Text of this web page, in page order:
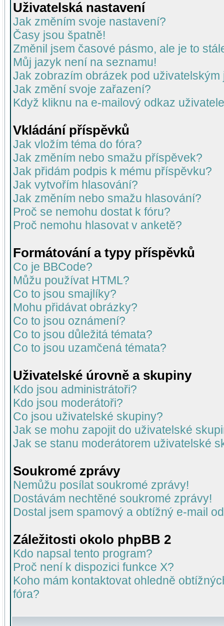
Uživatelská nastavení
Jak změním svoje nastavení?
Časy jsou špatně!
Změnil jsem časové pásmo, ale je to
Můj jazyk není na seznamu!
Jak zobrazím obrázek pod uživatelským
Jak změní svoje zařazení?
Když kliknu na e-mailový odkaz
Vkládání příspěvků
Jak vložím téma do fóra?
Jak změním nebo smažu příspěvek?
Jak přidám podpis k mému příspěvku?
Jak vytvořím hlasování?
Jak změním nebo smažu hlasování?
Proč se nemohu dostat k fóru?
Proč nemohu hlasovat v anketě?
Formátování a typy příspěvků
Co je BBCode?
Můžu používat HTML?
Co to jsou smajlíky?
Mohu přidávat obrázky?
Co to jsou oznámení?
Co to jsou důležitá témata?
Co to jsou uzamčená témata?
Uživatelské úrovně a skupiny
Kdo jsou administrátoři?
Kdo jsou moderátoři?
Co jsou uživatelské skupiny?
Jak se mohu zapojit do uživatelské
Jak se stanu moderátorem uživatelské
Soukromé zprávy
Nemůžu posílat soukromé zprávy!
Dostávám nechtěné soukromé zprávy!
Dostal jsem spamový a obtížný e-mail
Záležitosti okolo phpBB 2
Kdo napsal tento program?
Proč není k dispozici funkce X?
Koho mám kontaktovat ohledně
fóra?